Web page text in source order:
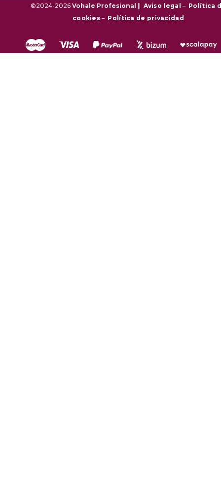
©2024-2026 Vohale Profesional || Aviso legal – Política
cookies– Política de privacidad